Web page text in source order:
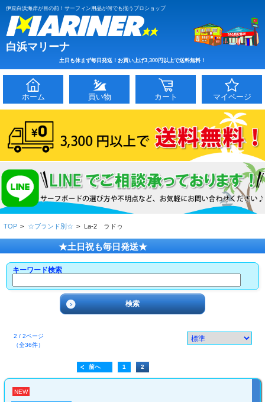
伊豆白浜海岸が目の前！サーフィン用品が何でも揃うプロショップ
白浜マリーナ
土日も休まず毎日発送！お買い上げ3,300円以上で送料無料！
ホーム 買い物 カート マイページ
TOP > ☆ブランド別☆ > La-2 ラドゥ
★土日祝も毎日発送★
キーワード検索
2 / 2ページ
（全36件）
前へ 1 2
NEW